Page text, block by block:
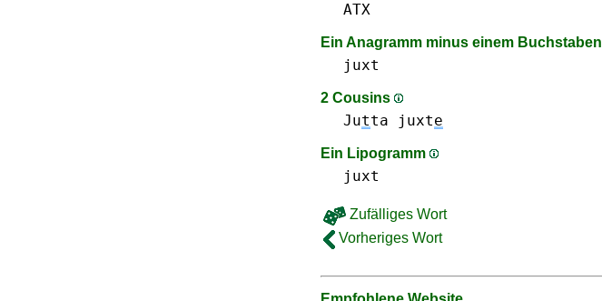
ATX
Ein Anagramm minus einem Buchstaben
juxt
2 Cousins
Jutta juxte
Ein Lipogramm
juxt
Zufälliges Wort
Vorheriges Wort